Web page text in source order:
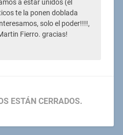
a estar unidos (el
te la ponen doblada
solo el poder!!!!,
Fierro. gracias!
ESTÁN CERRADOS.